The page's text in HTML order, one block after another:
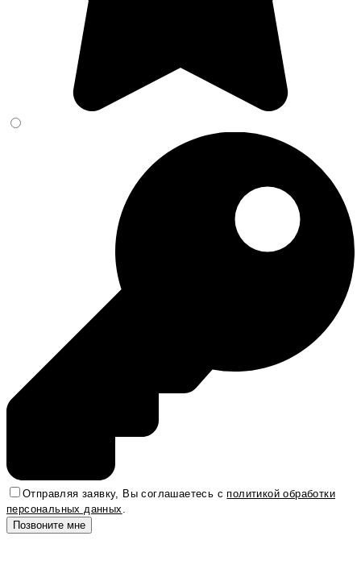
Отправляя заявку, Вы соглашаетесь сполитикой обработки
персональных данных